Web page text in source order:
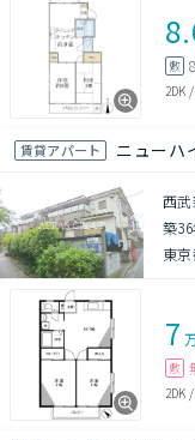
敷
2DK
賃貸アパート ニューハ
西
築
東
7
敷
2DK